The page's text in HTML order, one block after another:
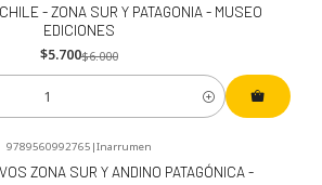
- ZONA SUR Y PATAGONIA - MUSEO
EDICIONES
$5.700$6.000
9789560992765 |Inarrumen
ZONA SUR Y ANDINO PATAGÓNICA -